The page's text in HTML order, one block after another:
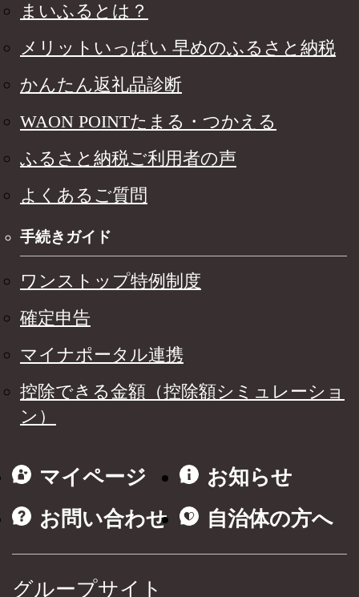
まいふるとは？
メリットいっぱい 早めのふるさと納税
かんたん返礼品診断
WAON POINTたまる・つかえる
ふるさと納税ご利用者の声
よくあるご質問
手続きガイド
ワンストップ特例制度
確定申告
マイナポータル連携
控除できる金額（控除額シミュレーショ
ン）
マイページ
お知らせ
お問い合わせ
自治体の方へ
グループサイト